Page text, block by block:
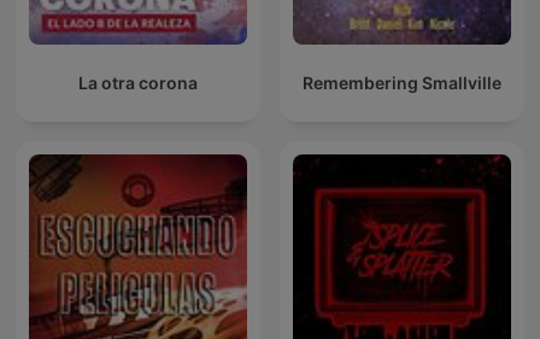
La otra corona Remembering Smallville